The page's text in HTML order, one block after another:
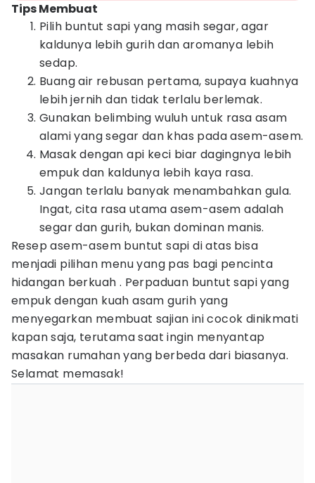
Tips Membuat
Pilih buntut sapi yang masih segar, agar
kaldunya lebih gurih dan aromanya lebih
sedap.
Buang air rebusan pertama, supaya kuahnya
lebih jernih dan tidak terlalu berlemak.
Gunakan belimbing wuluh untuk rasa asam
alami yang segar dan khas pada asem-asem.
Masak dengan api keci biar dagingnya lebih
empuk dan kaldunya lebih kaya rasa.
Jangan terlalu banyak menambahkan gula.
Ingat, cita rasa utama asem-asem adalah
segar dan gurih, bukan dominan manis.
Resep asem-asem buntut sapi di atas bisa
menjadi pilihan menu yang pas bagi pencinta
hidangan berkuah . Perpaduan buntut sapi yang
empuk dengan kuah asam gurih yang
menyegarkan membuat sajian ini cocok dinikmati
kapan saja, terutama saat ingin menyantap
masakan rumahan yang berbeda dari biasanya.
Selamat memasak!